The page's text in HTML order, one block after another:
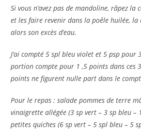
Si vous n’avez pas de mandoline, râpez
et les faire revenir dans la poêle huilée,
alors son excès d’eau.
J’ai compté 5 spl bleu violet et 5 psp pour
portion compte pour 1 ,5 points dans ces
points ne figurent nulle part dans le
Pour le repas : salade pommes de terre
vinaigrette allégée (3 sp vert – 3 sp bleu –
petites quiches (6 sp vert – 5 spl bleu – 5